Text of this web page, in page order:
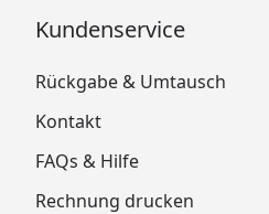
Kundenservice
Rückgabe & Umtausch
Kontakt
FAQs & Hilfe
Rechnung drucken